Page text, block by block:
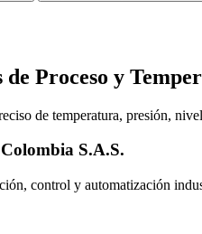
de Proceso y
de temperatura, presión,
S.A.S.
control y automatización